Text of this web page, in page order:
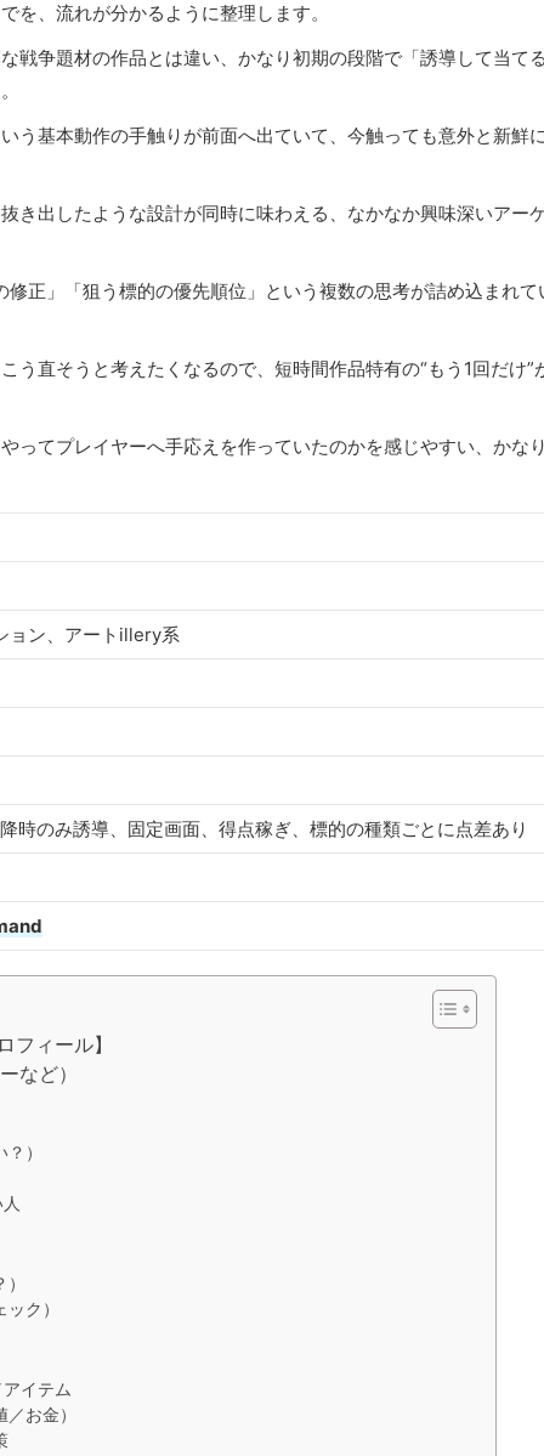
を、流れが分かるように整理します。
戦争題材の作品とは違い、かなり初期の段階で「誘導して当て
う基本動作の手触りが前面へ出ていて、今触っても意外と新鮮
き出したような設計が同時に味わえる、なかなか興味深いアー
正」「狙う標的の優先順位」という複数の思考が詰め込まれて
う直そうと考えたくなるので、短時間作品特有の“もう1回だけ”
ってプレイヤーへ手応えを作っていたのかを感じやすい、かな
ョン、アートillery系
時のみ誘導、固定画面、得点稼ぎ、標的の種類ごとに点差あり
ィール】
など）
）
ク）
イテム
お金）